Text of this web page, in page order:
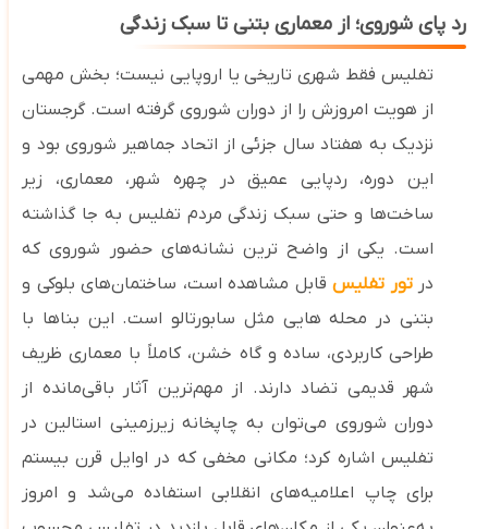
رد پای شوروی؛ از معماری بتنی تا سبک زندگی
تفلیس فقط شهری تاریخی یا اروپایی نیست؛ بخش مهمی
از هویت امروزش را از دوران شوروی گرفته است. گرجستان
نزدیک به هفتاد سال جزئی از اتحاد جماهیر شوروی بود و
این دوره، ردپایی عمیق در چهره شهر، معماری، زیر
ساخت‌ها و حتی سبک زندگی مردم تفلیس به جا گذاشته
است. یکی از واضح‌ ترین نشانه‌های حضور شوروی که
در
تور تفلیسقابل ‌مشاهده ‌است، ساختمان‌های بلوکی و
بتنی در محله ‌هایی مثل سابورتالو است. این بناها با
طراحی کاربردی، ساده و گاه خشن، کاملاً با معماری ظریف
شهر قدیمی تضاد دارند. از مهم‌ترین آثار باقی‌مانده از
دوران شوروی می‌توان به چاپخانه زیرزمینی استالین در
تفلیس اشاره کرد؛ مکانی مخفی که در اوایل قرن بیستم
برای چاپ اعلامیه‌های انقلابی استفاده می‌شد و امروز